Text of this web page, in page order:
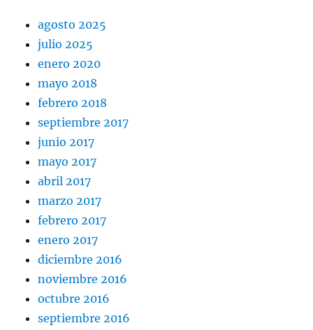
agosto 2025
julio 2025
enero 2020
mayo 2018
febrero 2018
septiembre 2017
junio 2017
mayo 2017
abril 2017
marzo 2017
febrero 2017
enero 2017
diciembre 2016
noviembre 2016
octubre 2016
septiembre 2016